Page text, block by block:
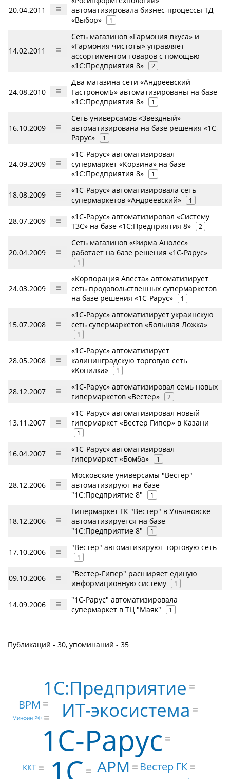
20.04.2011
автоматизировала бизнес-процессы ТД
«Выбор»
1
14.02.2011
Сеть магазинов «Гармония вкуса» и
«Гармония чистоты» управляет
ассортиментом товаров с помощью
«1С:Предприятия 8»
2
24.08.2010
Два магазина сети «Андреевский
ГастрономЪ» автоматизированы на базе
«1С:Предприятия 8»
1
16.10.2009
Сеть универсамов «Звездный»
автоматизирована на базе решения «1С-
Рарус»
1
24.09.2009
«1С-Рарус» автоматизировал
супермаркет «Корзина» на базе
«1С:Предприятия 8»
1
18.08.2009
«1С-Рарус» автоматизировала сеть
супермаркетов «Андреевский»
1
28.07.2009
«1С-Рарус» автоматизировал «Систему
ТЗС» на базе «1С:Предприятия 8»
2
20.04.2009
Сеть магазинов «Фирма Анолес»
работает на базе решения «1С-Рарус»
1
24.03.2009
«Корпорация Авеста» автоматизирует
сеть продовольственных супермаркетов
на базе решения «1С-Рарус»
1
15.07.2008
«1С-Рарус» автоматизирует украинскую
сеть супермаркетов «Большая Ложка»
1
28.05.2008
«1С-Рарус» автоматизирует
калининградскую торговую сеть
«Копилка»
1
28.12.2007
«1С-Рарус» автоматизировал семь новых
гипермаркетов «Вестер»
2
13.11.2007
«1С-Рарус» автоматизировал новый
гипермаркет «Вестер Гипер» в Казани
1
16.04.2007
«1C-Рарус» автоматизировал
гипермаркет «Бомба»
1
28.12.2006
Московские универсамы "Вестер"
автоматизируют на базе
"1С:Предприятие 8"
1
18.12.2006
Гипермаркет ГК "Вестер" в Ульяновске
автоматизируется на базе
"1С:Предприятие 8"
1
17.10.2006 "Вестер" автоматизируют торговую сеть
1
09.10.2006
"Вестер-Гипер" расширяет единую
информационную систему
1
14.09.2006
"1С-Рарус" автоматизировала
супермаркет в ТЦ "Маяк"
1
Публикаций - 30, упоминаний - 35
1С-Рарус
1С
ИТ-экосистема
1С:Предприятие
АРМ
Вестер ГК
BPM
ККТ
Минфин РФ